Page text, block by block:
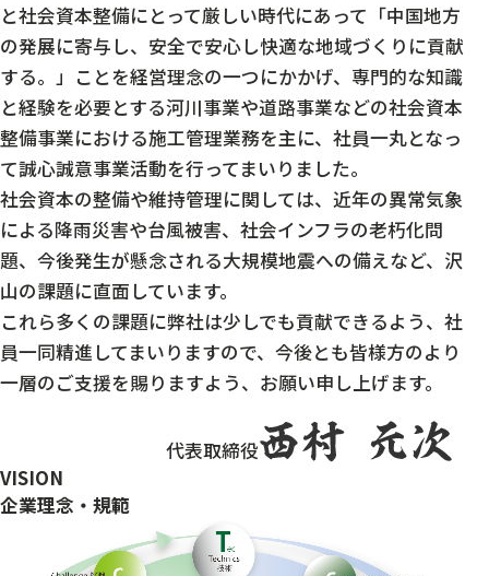
と社会資本整備にとって厳しい時代にあって「中国地方
の発展に寄与し、安全で安心し快適な地域づくりに貢献
する。」ことを経営理念の一つにかかげ、専門的な知識
と経験を必要とする河川事業や道路事業などの社会資本
整備事業における施工管理業務を主に、社員一丸となっ
て誠心誠意事業活動を行ってまいりました。
社会資本の整備や維持管理に関しては、近年の異常気象
による降雨災害や台風被害、社会インフラの老朽化問
題、今後発生が懸念される大規模地震への備えなど、沢
山の課題に直面しています。
これら多くの課題に弊社は少しでも貢献できるよう、社
員一同精進してまいりますので、今後とも皆様方のより
一層のご支援を賜りますよう、お願い申し上げます。
代表取締役
VISION
企業理念・規範